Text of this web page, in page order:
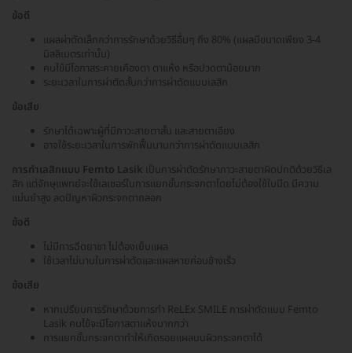
ข้อดี
แผลผ่าตัดเล็กกว่าการรักษาด้วยวิธีอื่นๆ ถึง 80% (แผลมีขนาดเพียง 3-4
มิลลิเมตรเท่านั้น)
คนไข้มีโอกาสระคายเคืองตา ตาแห้ง หรือปวดตาน้อยมาก
ระยะเวลาในการผ่าตัดสั้นกว่าการผ่าตัดแบบเลสิก
ข้อเสีย
รักษาได้เฉพาะผู้ที่มีภาวะสายตาสั้น และสายตาเอียง
อาจใช้ระยะเวลาในการพักฟื้นนานกว่าการผ่าตัดแบบเลสิก
การทำเลสิกแบบ Femto Lasik เป็นการผ่าตัดรักษาภาวะสายตาผิดปกติด้วยวิธีเล
สิก แต่จักษุแพทย์จะใช้เลเซอร์ในการแยกชั้นกระจกตาโดยไม่ต้องใช้ใบมีด มีความ
แม่นยำสูง ลดปัญหาผิวกระจกตาถลอก
ข้อดี
ไม่มีการฉีดยาชา ไม่ต้องเย็บแผล
ใช้เวลาไม่นานในการผ่าตัดและแผลหายค่อนข้างเร็ว
ข้อเสีย
หากเปรียบการรักษาด้วยการทำ ReLEx SMILE การผ่าตัดแบบ Femto
Lasik คนไข้จะมีโอกาสตาแห้งมากกว่า
การแยกชั้นกระจกตาทำให้เกิดรอยแผลบนผิวกระจกตาได้